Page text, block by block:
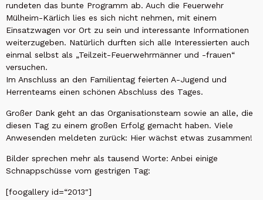
rundeten das bunte Programm ab. Auch die Feuerwehr
Mülheim-Kärlich lies es sich nicht nehmen, mit einem
Einsatzwagen vor Ort zu sein und interessante Informationen
weiterzugeben. Natürlich durften sich alle Interessierten auch
einmal selbst als „Teilzeit-Feuerwehrmänner und -frauen“
versuchen.
Im Anschluss an den Familientag feierten A-Jugend und
Herrenteams einen schönen Abschluss des Tages.
Großer Dank geht an das Organisationsteam sowie an alle, die
diesen Tag zu einem großen Erfolg gemacht haben. Viele
Anwesenden meldeten zurück: Hier wächst etwas zusammen!
Bilder sprechen mehr als tausend Worte: Anbei einige
Schnappschüsse vom gestrigen Tag:
[foogallery id=“2013″]